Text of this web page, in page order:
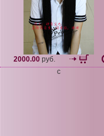
2000.00 руб.
c